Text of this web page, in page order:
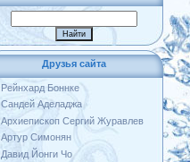
Друзья сайта
Рейнхард Боннке
Сандей Аделаджа
Архиепископ Сергий Журавлев
Артур Симонян
Давид Йонги Чо